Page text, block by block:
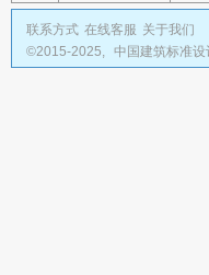
联系方式 在线客服 关于我们
©2015-2025, 中国建筑标准设